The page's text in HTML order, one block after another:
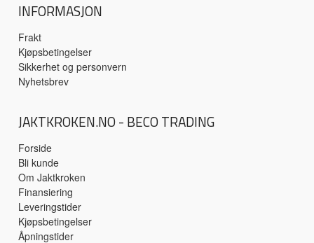
INFORMASJON
Frakt
Kjøpsbetingelser
Sikkerhet og personvern
Nyhetsbrev
JAKTKROKEN.NO - BECO TRADING
Forside
Bli kunde
Om Jaktkroken
Finansiering
Leveringstider
Kjøpsbetingelser
Åpningstider